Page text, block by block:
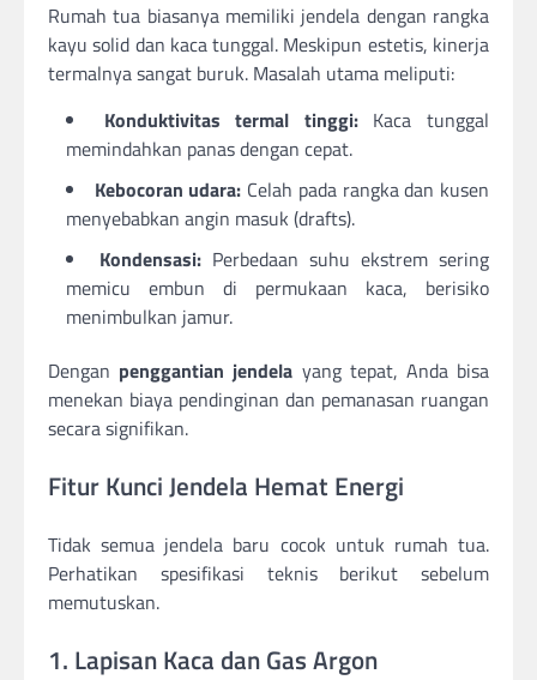
Rumah tua biasanya memiliki jendela dengan rangka
kayu solid dan kaca tunggal. Meskipun estetis, kinerja
termalnya sangat buruk. Masalah utama meliputi:
Konduktivitas termal tinggi:Kaca tunggal
memindahkan panas dengan cepat.
Kebocoran udara: Celah pada rangka dan kusen
menyebabkan angin masuk (drafts).
Kondensasi: Perbedaan suhu ekstrem sering
memicu embun di permukaan kaca, berisiko
menimbulkan jamur.
Dengan penggantian jendela yang tepat, Anda bisa
menekan biaya pendinginan dan pemanasan ruangan
secara signifikan.
Fitur Kunci Jendela Hemat Energi
Tidak semua jendela baru cocok untuk rumah tua.
Perhatikan spesifikasi teknis berikut sebelum
memutuskan.
1. Lapisan Kaca dan Gas Argon